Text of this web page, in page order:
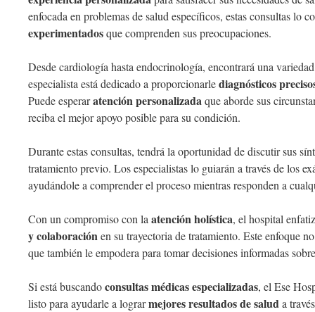
enfocada en problemas de salud específicos, estas consultas lo
experimentadosque comprenden sus preocupaciones.
Desde cardiología hasta endocrinología, encontrará una
especialista está dedicado a proporcionarlediagnósticos
Puede esperaratención personalizadaque aborde sus
reciba el mejor apoyo posible para su condición.
Durante estas consultas, tendrá la oportunidad de discutir sus
tratamiento previo. Los especialistas lo guiarán a través de los
ayudándole a comprender el proceso mientras responden a
Con un compromiso con la atención holística, el hospital
y colaboraciónen su trayectoria de tratamiento. Este enfoque
que también le empodera para tomar decisiones informadas
Si está buscandoconsultas médicas especializadas, el Ese
listo para ayudarle a lograrmejores resultados de saluda